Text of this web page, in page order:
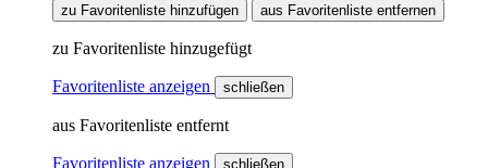
zu Favoritenliste hinzufügen aus Favoritenliste entfernen
zu Favoritenliste hinzugefügt
Favoritenliste anzeigen schließen
aus Favoritenliste entfernt
Favoritenliste anzeigen schließen